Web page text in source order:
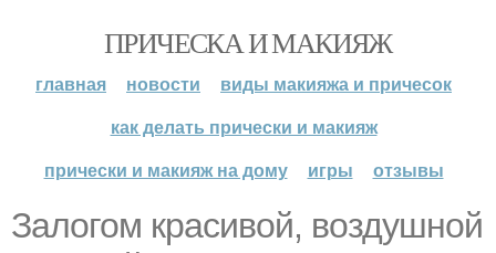
ПРИЧЕСКА И МАКИЯЖ
главная новости
виды макияжа и причесок
как делать прически и макияж
прически и макияж на дому
игры отзывы
Залогом красивой, воздушной